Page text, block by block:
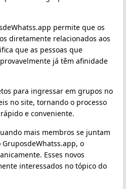
permite que os
diretamente relacionados aos
que as pessoas que
já têm afinidade
para ingressar em grupos no
no site, tornando o processo
e conveniente.
mais membros se juntam
o
Esses novos
interessados no tópico do